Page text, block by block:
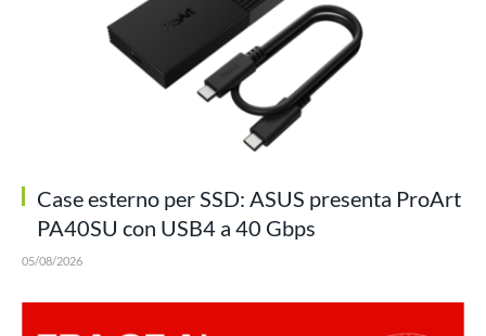
Case esterno per SSD: ASUS presenta ProArt
PA40SU con USB4 a 40 Gbps
05/08/2026